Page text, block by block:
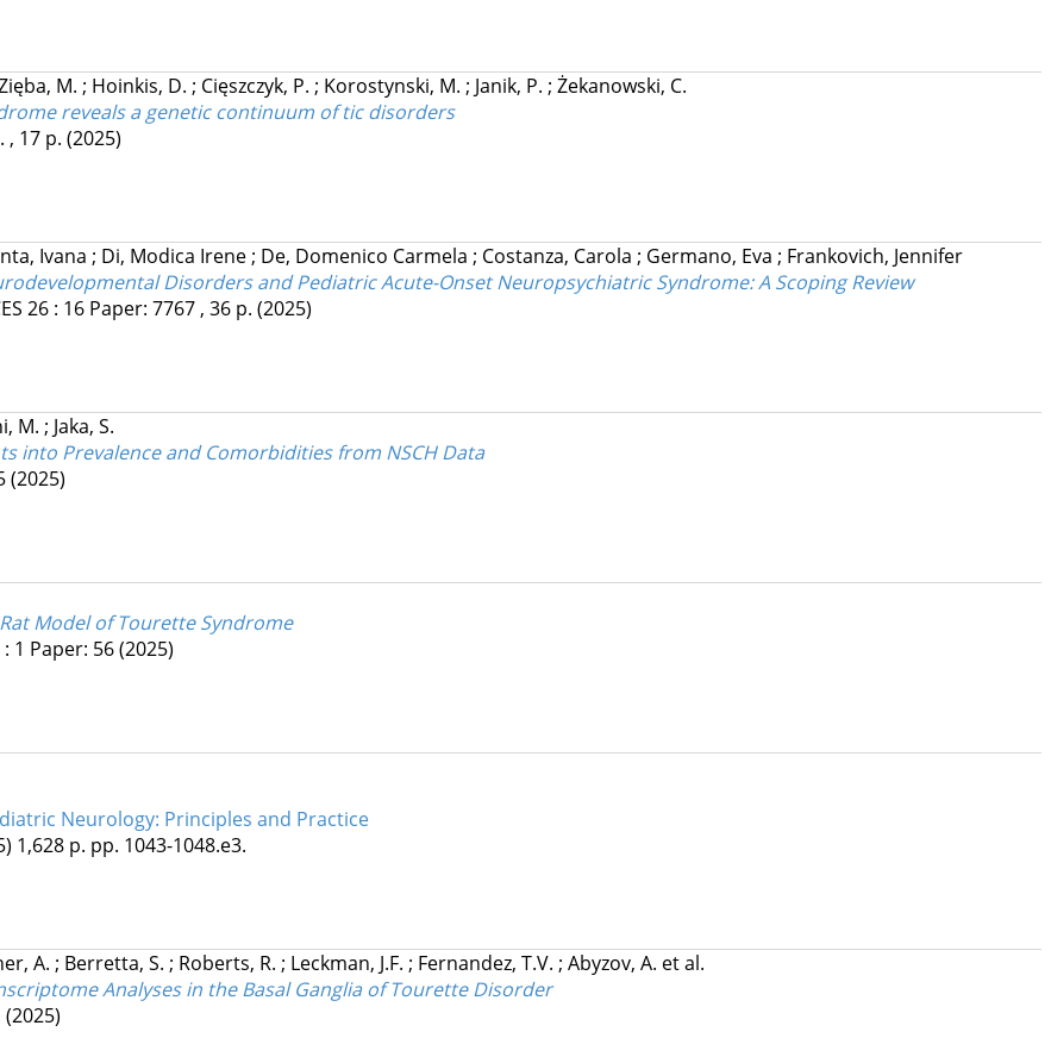
M. ; Hoinkis, D. ; Cięszczyk, P. ; Korostynski, M. ; Janik, P. ; Żekanowski, C.
reveals a genetic continuum of tic disorders
, 17 p. (2025)
Ivana ; Di, Modica Irene; De, Domenico Carmela ; Costanza, Carola ; Germano, Eva ; Frankovich, Jennifer
Disorders and Pediatric Acute-Onset Neuropsychiatric Syndrome: A Scoping Review
26: 16 Paper: 7767 , 36 p. (2025)
M. ; Jaka, S.
into Prevalence and Comorbidities from NSCH Data
(2025)
Model of Tourette Syndrome
: 1 Paper: 56(2025)
Neurology: Principles and Practice
1,628 p. pp. 1043-1048.e3.
A. ; Berretta, S. ; Roberts, R. ; Leckman, J.F. ; Fernandez, T.V. ; Abyzov, A. et al.
Analyses in the Basal Ganglia of Tourette Disorder
(2025)